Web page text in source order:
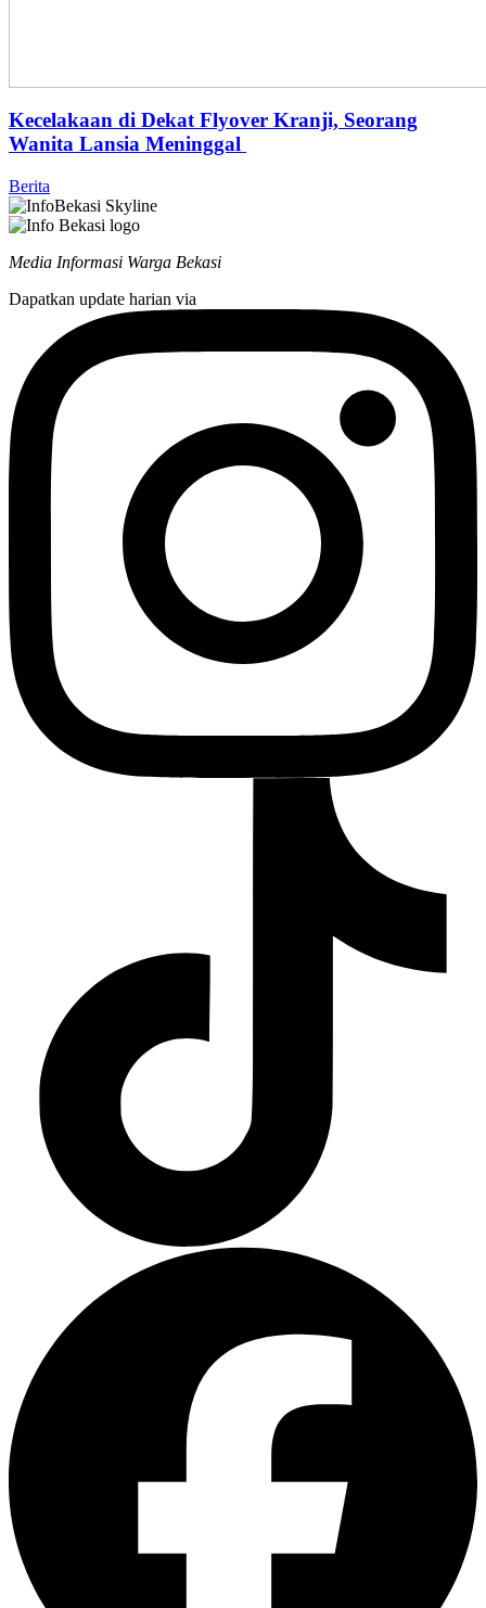
Kecelakaan di Dekat Flyover Kranji, Seorang
Wanita Lansia Meninggal
Berita
Media Informasi Warga Bekasi
Dapatkan update harian via